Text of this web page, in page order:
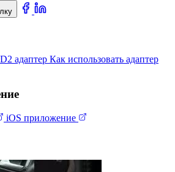
адаптер Как использовать адаптер
iOS приложение